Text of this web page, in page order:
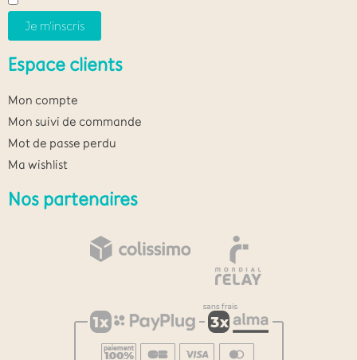
Espace clients
Mon compte
Mon suivi de commande
Mot de passe perdu
Ma wishlist
Nos partenaires